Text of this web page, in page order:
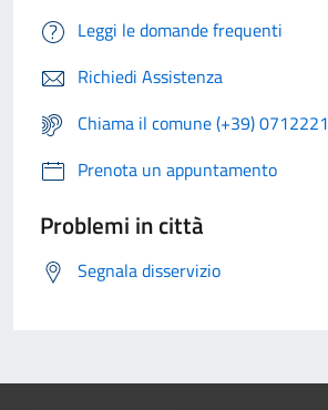
Leggi le domande frequenti
Richiedi Assistenza
Chiama il comune (+39) 0712221
Prenota un appuntamento
Problemi in città
Segnala disservizio